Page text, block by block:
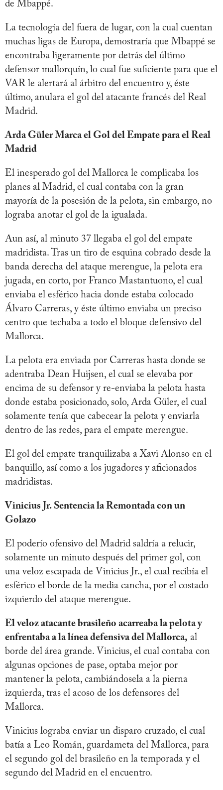
de Mbappé.
La tecnología del fuera de lugar, con la cual cuentan
muchas ligas de Europa, demostraría que Mbappé se
encontraba ligeramente por detrás del último
defensor mallorquín, lo cual fue suficiente para que el
VAR le alertará al árbitro del encuentro y, éste
último, anulara el gol del atacante francés del Real
Madrid.
Arda Güler Marca el Gol del Empate para el Real
Madrid
El inesperado gol del Mallorca le complicaba los
planes al Madrid, el cual contaba con la gran
mayoría de la posesión de la pelota, sin embargo, no
lograba anotar el gol de la igualada.
Aun así, al minuto 37 llegaba el gol del empate
madridista. Tras un tiro de esquina cobrado desde la
banda derecha del ataque merengue, la pelota era
jugada, en corto, por Franco Mastantuono, el cual
enviaba el esférico hacia donde estaba colocado
Álvaro Carreras, y éste último enviaba un preciso
centro que techaba a todo el bloque defensivo del
Mallorca.
La pelota era enviada por Carreras hasta donde se
adentraba Dean Huijsen, el cual se elevaba por
encima de su defensor y re-enviaba la pelota hasta
donde estaba posicionado, solo, Arda Güler, el cual
solamente tenía que cabecear la pelota y enviarla
dentro de las redes, para el empate merengue.
El gol del empate tranquilizaba a Xavi Alonso en el
banquillo, así como a los jugadores y aficionados
madridistas.
Vinicius Jr. Sentencia la Remontada con un
Golazo
El poderío ofensivo del Madrid saldría a relucir,
solamente un minuto después del primer gol, con
una veloz escapada de Vinicius Jr., el cual recibía el
esférico el borde de la media cancha, por el costado
izquierdo del ataque merengue.
El veloz atacante brasileño acarreaba la pelota y
enfrentaba a la línea defensiva del Mallorca, al
borde del área grande. Vinicius, el cual contaba con
algunas opciones de pase, optaba mejor por
mantener la pelota, cambiándosela a la pierna
izquierda, tras el acoso de los defensores del
Mallorca.
Vinicius lograba enviar un disparo cruzado, el cual
batía a Leo Román, guardameta del Mallorca, para
el segundo gol del brasileño en la temporada y el
segundo del Madrid en el encuentro.